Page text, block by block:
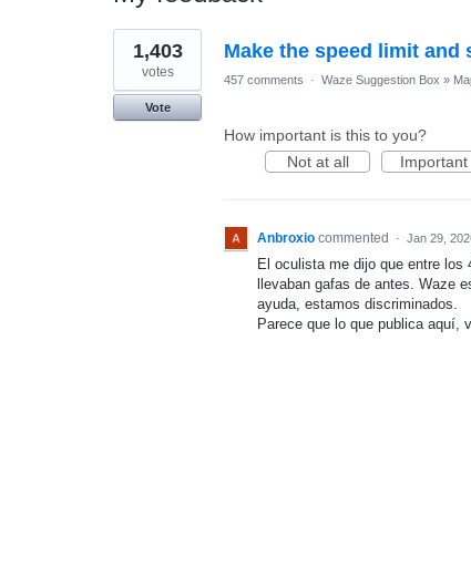
1
result
found
Make the speed limit and
1,403
votes
Vote
457 comments · Waze Suggestion Box »
How important is this to you?
Not at all
Important
Anbroxio commented · Jan 29,
El oculista me dijo que entre
llevaban gafas de antes. Waze
ayuda, estamos discriminados.
Parece que lo que publica aquí,